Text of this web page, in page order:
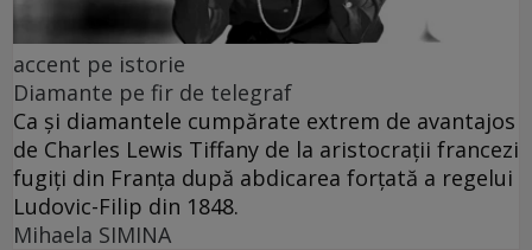
accent pe istorie
Diamante pe fir de telegraf
Ca și diamantele cumpărate extrem de avantajos
de Charles Lewis Tiffany de la aristocrații francezi
fugiți din Franța după abdicarea forțată a regelui
Ludovic-Filip din 1848.
Mihaela SIMINA